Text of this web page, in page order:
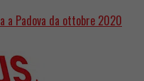
a Padova da ottobre 2020